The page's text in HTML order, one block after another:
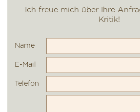
Name
E-Mail
Telefon